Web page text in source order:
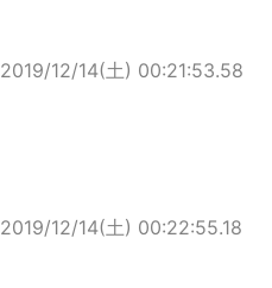
2019/12/14(土) 00:21:53.58
2019/12/14(土) 00:22:55.18